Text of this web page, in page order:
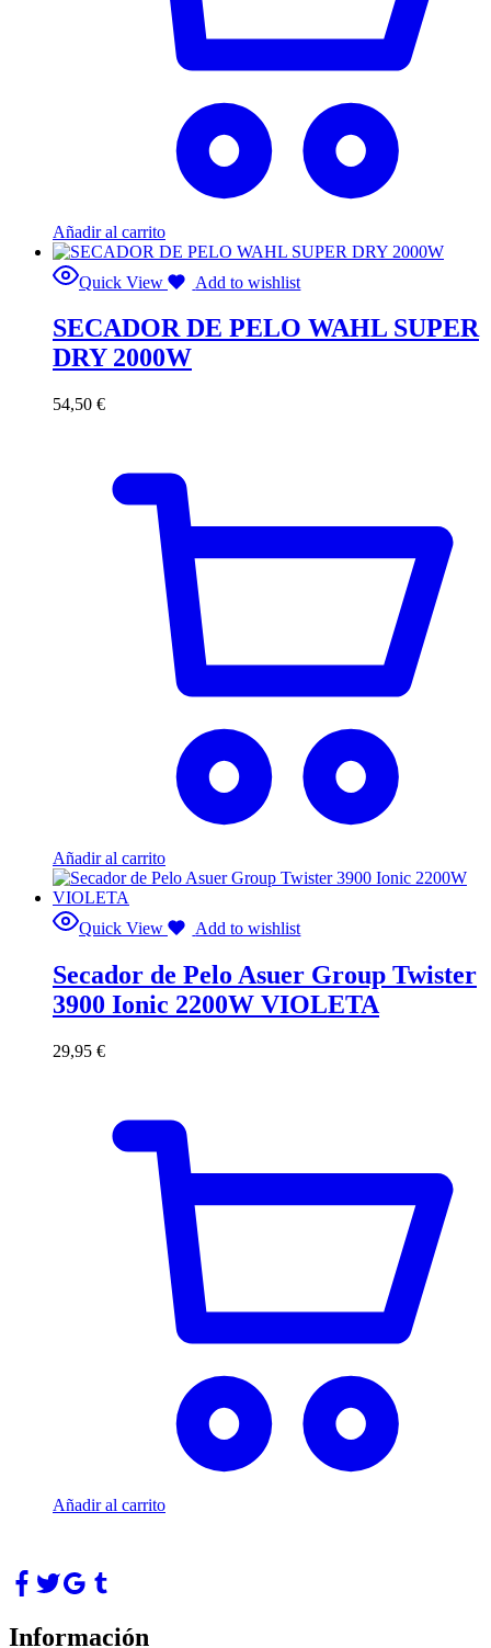
Añadir al carrito
Quick View Add to wishlist
SECADOR DE PELO WAHL SUPER
DRY 2000W
54,50 €
Añadir al carrito
Quick View Add to wishlist
Secador de Pelo Asuer Group Twister
3900 Ionic 2200W VIOLETA
29,95 €
Añadir al carrito
Información